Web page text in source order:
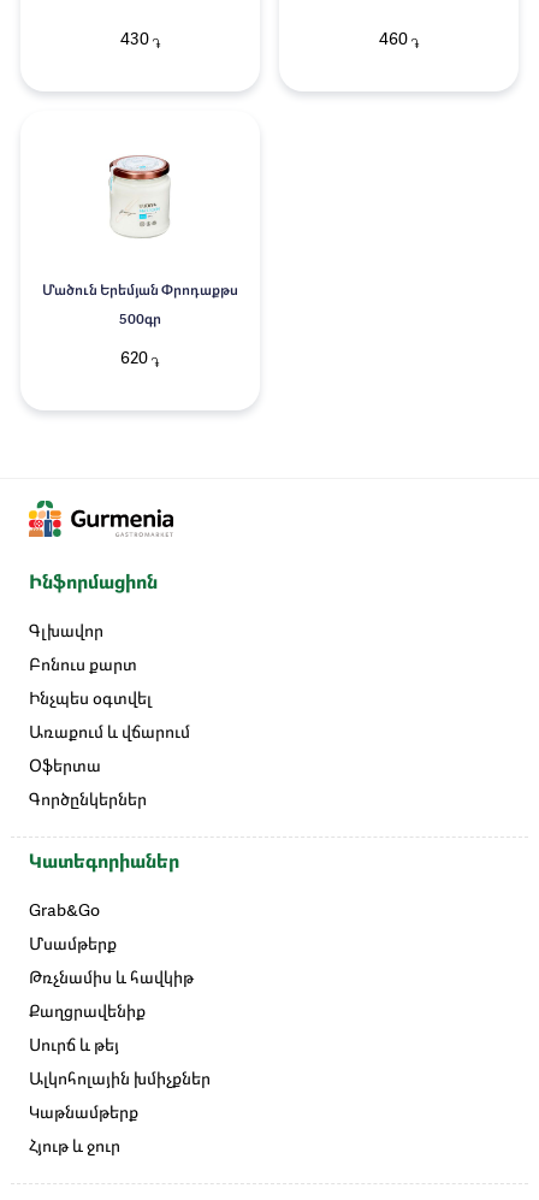
430֏ 460 ֏
Մածուն Երեմյան Փրոդաքթս
500գր
620 ֏
Ինֆորմացիոն
Գլխավոր
Բոնուս քարտ
Ինչպես օգտվել
Առաքում և վճարում
Օֆերտա
Գործընկերներ
Կատեգորիաներ
Grab&Go
Մսամթերք
Թռչնամիս և հավկիթ
Քաղցրավենիք
Սուրճ և թեյ
Ալկոհոլային խմիչքներ
Կաթնամթերք
Հյութ և ջուր